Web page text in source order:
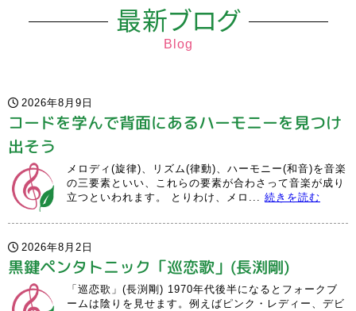
最新ブログ
Blog
2026年8月9日
コードを学んで背面にあるハーモニーを見つけ
出そう
メロディ(旋律)、リズム(律動)、ハーモニー(和音)を音楽
の三要素といい、これらの要素が合わさって音楽が成り
立つといわれます。 とりわけ、メロ... 続きを読む
2026年8月2日
黒鍵ペンタトニック「巡恋歌」(長渕剛)
「巡恋歌」(長渕剛) 1970年代後半になるとフォークブ
ームは陰りを見せます。例えばピンク・レディー、デビ